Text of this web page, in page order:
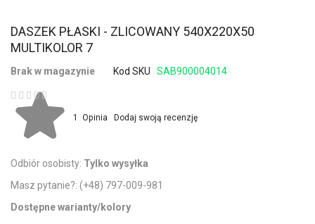
DASZEK PŁASKI - ZLICOWANY 540X220X50
MULTIKOLOR 7
Brak w magazynie Kod SKU
SAB900004014
Ocena:
1 Opinia Dodaj swoją recenzję
Odbiór osobisty: Tylko wysyłka
Masz pytanie?: (+48) 797-009-981
Dostępne warianty/kolory